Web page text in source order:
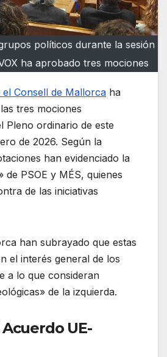
políticos durante la sesión
ha aprobado tres mociones
el Consell de Mallorca ha
tres mociones
Pleno ordinario de este
de 2026. Según la
han evidenciado la
de PSOE y MÉS, quienes
de las iniciativas
han subrayado que estas
el interés general de los
a lo que consideran
de la izquierda.
UE-